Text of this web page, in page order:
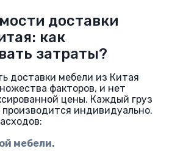
доставки
как
затраты?
доставки мебели из Китая
факторов, и нет
цены. Каждый груз
производится индивидуально.
мебели.